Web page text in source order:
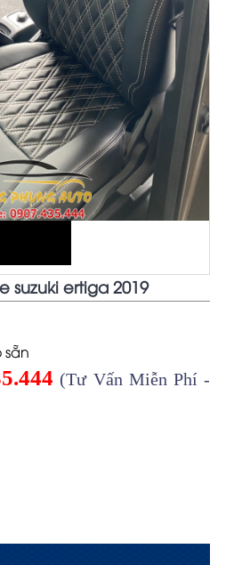
suzuki ertiga 2019
sẵn
(Tư Vấn Miễn Phí -